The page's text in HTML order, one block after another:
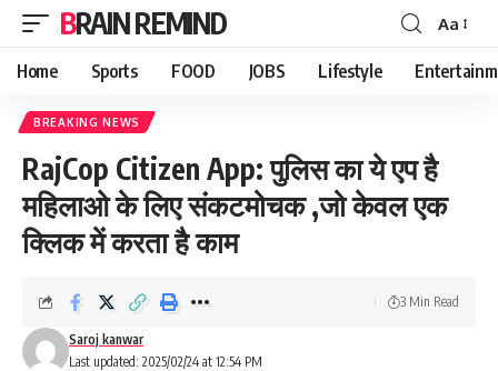
BRAIN REMIND
Font
Resizer
Aa
Home Sports FOOD JOBS Lifestyle
BREAKING NEWS
RajCop Citizen App: पुलिस का ये एप है
महिलाओ के लिए संकटमोचक ,जो केवल एक
क्लिक में करता है काम
Last updated: 2025/02/24 at 12:54 PM
Saroj kanwar
3 Min Read